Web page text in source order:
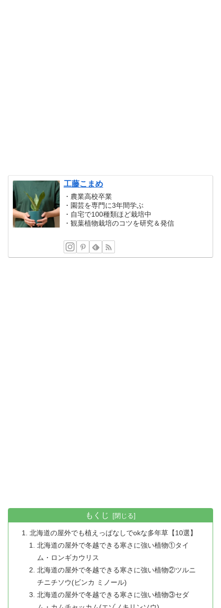
工藤こまめ
・農業高校卒業
・園芸を専門に3年間学ぶ
・自宅で100種類ほど栽培中
・観葉植物栽培のコツを研究＆発信
もくじ
北海道の屋外でも植えっぱなしでokな多年草【10選】
北海道の屋外で冬越できる寒さに強い植物①タイ
ム・ロンギカウリス
北海道の屋外で冬越できる寒さに強い植物②ツルニ
チニチソウ(ビンカ ミノール)
北海道の屋外で冬越できる寒さに強い植物③セダ